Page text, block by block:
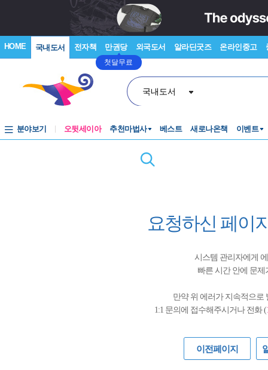
HOME 국내도서 전자책 만권당
첫달무료
외국도서 알라딘굿즈 온라인중고
국내도서
분야보기 오뒷세이아 추천마법사 베스트 새로나온책 이벤트
요청하신 페이
시스템 관리자에게
빠른 시간 안에 문
만약 위 에러가 지속적으로
1:1 문의에 접수해주시거나 전화 (
이전페이지